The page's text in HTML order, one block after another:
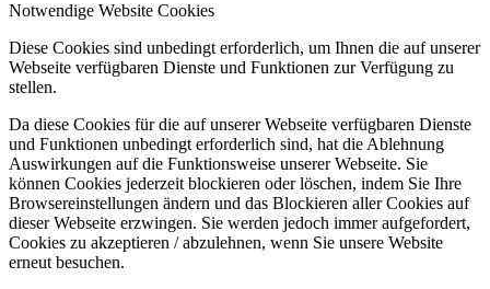
Notwendige Website Cookies
Diese Cookies sind unbedingt erforderlich, um Ihnen die auf unserer
Webseite verfügbaren Dienste und Funktionen zur Verfügung zu
stellen.
Da diese Cookies für die auf unserer Webseite verfügbaren Dienste
und Funktionen unbedingt erforderlich sind, hat die Ablehnung
Auswirkungen auf die Funktionsweise unserer Webseite. Sie
können Cookies jederzeit blockieren oder löschen, indem Sie Ihre
Browsereinstellungen ändern und das Blockieren aller Cookies auf
dieser Webseite erzwingen. Sie werden jedoch immer aufgefordert,
Cookies zu akzeptieren / abzulehnen, wenn Sie unsere Website
erneut besuchen.